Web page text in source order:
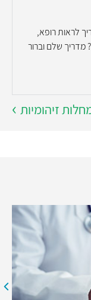
לראות רופא,
מדריך שלם וברור
זיהומיות